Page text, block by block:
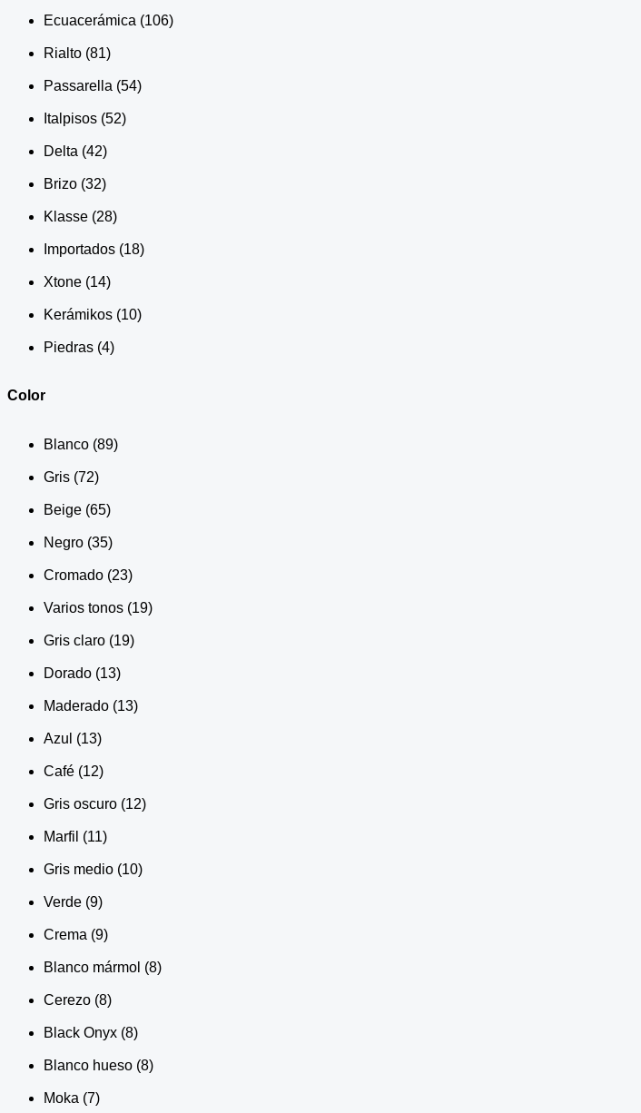
Ecuacerámica (106)
Rialto (81)
Passarella (54)
Italpisos (52)
Delta (42)
Brizo (32)
Klasse (28)
Importados (18)
Xtone (14)
Kerámikos (10)
Piedras (4)
Color
Blanco (89)
Gris (72)
Beige (65)
Negro (35)
Cromado (23)
Varios tonos (19)
Gris claro (19)
Dorado (13)
Maderado (13)
Azul (13)
Café (12)
Gris oscuro (12)
Marfil (11)
Gris medio (10)
Verde (9)
Crema (9)
Blanco mármol (8)
Cerezo (8)
Black Onyx (8)
Blanco hueso (8)
Moka (7)